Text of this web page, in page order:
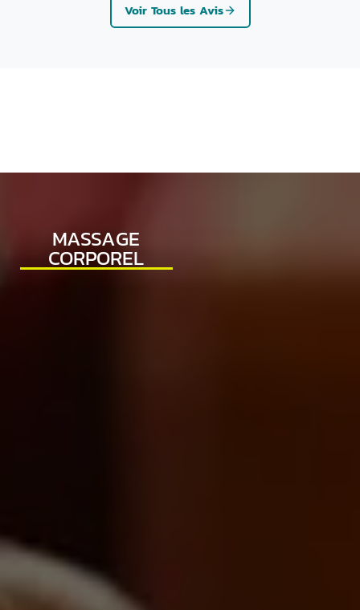
Voir Tous les Avis
MASSAGE
CORPOREL